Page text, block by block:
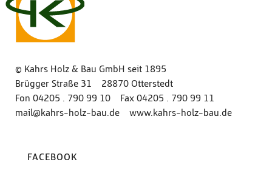
© Kahrs Holz & Bau GmbH seit 1895
Brügger Straße 31 28870 Otterstedt
Fon 04205 . 790 99 10 Fax 04205 . 790 99 11
mail@kahrs-holz-bau.de
www‍.‍kahrs‍-‍holz‍-‍bau‍.‍de
FACEBOOK